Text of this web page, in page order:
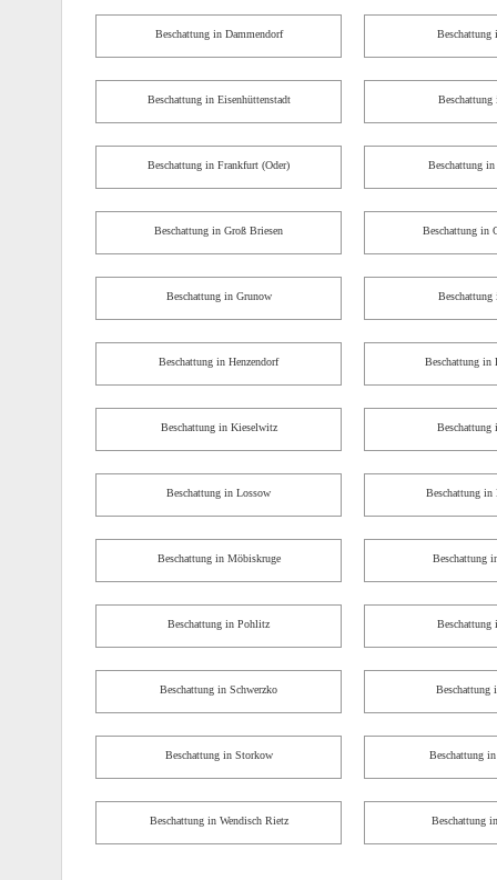
Beschattung in Dammendorf Beschattung
Beschattung in Eisenhüttenstadt Beschattung
Beschattung in Frankfurt (Oder) Beschattung in
Beschattung in Groß Briesen Beschattung in
Beschattung in Grunow Beschattung
Beschattung in Henzendorf Beschattung in
Beschattung in Kieselwitz Beschattung
Beschattung in Lossow Beschattung in
Beschattung in Möbiskruge Beschattung
Beschattung in Pohlitz Beschattung
Beschattung in Schwerzko Beschattung
Beschattung in Storkow Beschattung
Beschattung in Wendisch Rietz Beschattung